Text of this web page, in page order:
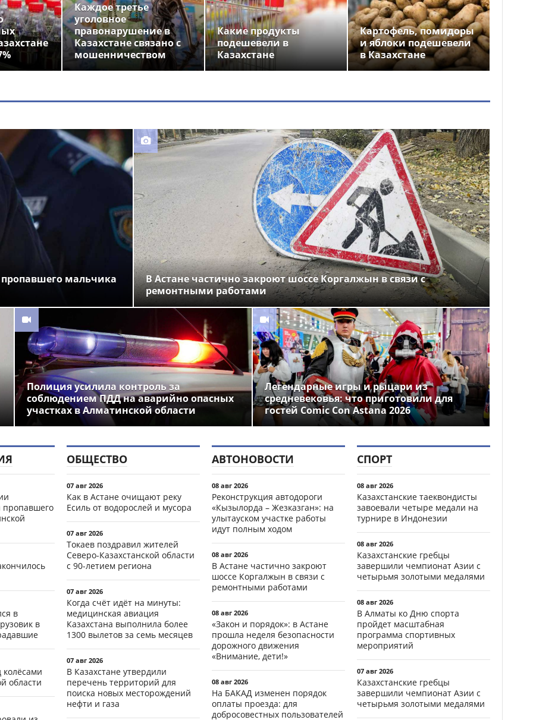
Каждое третье
уголовное
правонарушение в
Казахстане связано с
мошенничеством
Какие продукты
подешевели в
Казахстане
Картофель, помидоры
и яблоки подешевели
в Казахстане
мальчика
В Астане частично закроют шоссе Коргалжын в связи с
ремонтными работами
Полиция усилила контроль за
соблюдением ПДД на аварийно опасных
участках в Алматинской области
Легендарные игры и рыцари из
средневековья: что приготовили для
гостей Comic Con Astana 2026
в
в
области
ОБЩЕСТВО
07 авг 2026
Как в Астане очищают реку
Есиль от водорослей и мусора
07 авг 2026
Токаев поздравил жителей
Северо-Казахстанской области
с 90-летием региона
07 авг 2026
Когда счёт идёт на минуты:
медицинская авиация
Казахстана выполнила более
1300 вылетов за семь месяцев
07 авг 2026
В Казахстане утвердили
перечень территорий для
поиска новых месторождений
нефти и газа
АВТОНОВОСТИ
08 авг 2026
Реконструкция автодороги
«Кызылорда – Жезказган»: на
улытауском участке работы
идут полным ходом
08 авг 2026
В Астане частично закроют
шоссе Коргалжын в связи с
ремонтными работами
08 авг 2026
«Закон и порядок»: в Астане
прошла неделя безопасности
дорожного движения
«Внимание, дети!»
08 авг 2026
На БАКАД изменен порядок
оплаты проезда: для
добросовестных пользователей
СПОРТ
08 авг 2026
Казахстанские таеквондисты
завоевали четыре медали на
турнире в Индонезии
08 авг 2026
Казахстанские гребцы
завершили чемпионат Азии с
четырьмя золотыми медалями
08 авг 2026
В Алматы ко Дню спорта
пройдет масштабная
программа спортивных
мероприятий
07 авг 2026
Казахстанские гребцы
завершили чемпионат Азии с
четырьмя золотыми медалями